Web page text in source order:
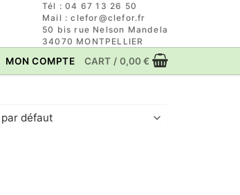
Tél : 04 67 13 26 50
Mail : clefor@clefor.fr
50 bis rue Nelson Mandela
34070 MONTPELLIER
MON COMPTE CART / 0,00€